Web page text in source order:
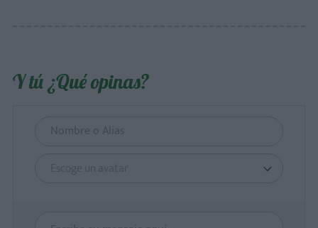
Y tú ¿Qué opinas?
Escoge un avatar